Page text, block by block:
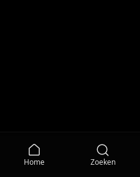
Home Zoeken